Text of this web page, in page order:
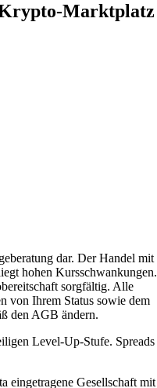
Marktplatz
dar. Der Handel mit
hohen Kursschwankungen.
sorgfältig. Alle
von Ihrem Status sowie dem
den AGB ändern.
Level-Up-Stufe. Spreads
Gesellschaft mit